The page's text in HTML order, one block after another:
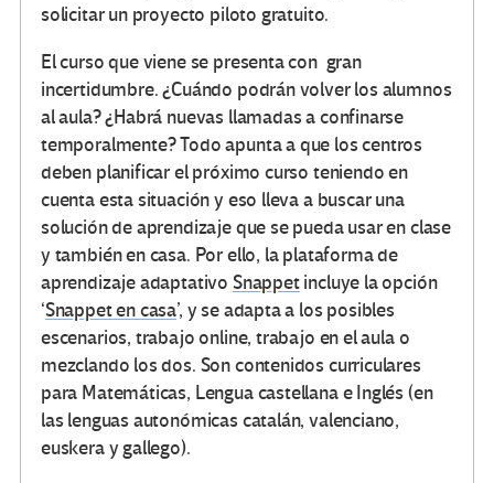
solicitar un proyecto piloto gratuito.
El curso que viene se presenta con gran
incertidumbre. ¿Cuándo podrán volver los alumnos
al aula? ¿Habrá nuevas llamadas a confinarse
temporalmente? Todo apunta a que los centros
deben planificar el próximo curso teniendo en
cuenta esta situación y eso lleva a buscar una
solución de aprendizaje que se pueda usar en clase
y también en casa. Por ello, la plataforma de
aprendizaje adaptativo Snappetincluye la opción
‘Snappet en casa’, y se adapta a los posibles
escenarios, trabajo online, trabajo en el aula o
mezclando los dos. Son contenidos curriculares
para Matemáticas, Lengua castellana e Inglés (en
las lenguas autonómicas catalán, valenciano,
euskera y gallego).